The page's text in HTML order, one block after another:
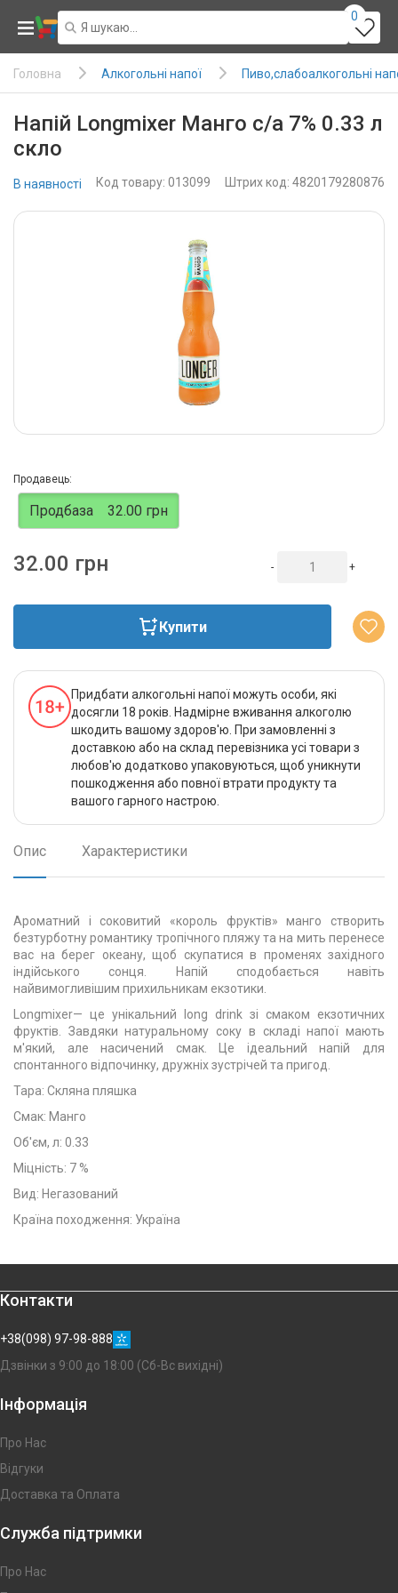
0
Головна Алкогольні напої Пиво,слабоалкогольні
Напій Longmixer Манго с/а 7% 0.33 л
скло
В наявності Код товару: 013099 Штрих код: 4820179280876
Продавець:
Продбаза 32.00 грн
32.00 грн - +
Купити
Придбати алкогольні напої можуть особи, які
досягли 18 років. Надмірне вживання алкоголю
шкодить вашому здоров'ю. При замовленні з
доставкою або на склад перевізника усі товари з
любов'ю додатково упаковуються, щоб уникнути
пошкодження або повної втрати продукту та
вашого гарного настрою.
Опис Характеристики
Ароматний і соковитий «король фруктів» манго cтворить
безтурботну романтику тропічного пляжу та на мить перенесе
вас на берег океану, щоб скупатися в променях західного
індійського сонця. Напій сподобається навіть
найвимогливішим прихильникам екзотики.
Longmixer— це унікальний long drink зі смаком екзотичних
фруктів. Завдяки натуральному соку в складі напої мають
м'який, але насичений смак. Це ідеальний напій для
спонтанного відпочинку, дружніх зустрічей та пригод.
Тара: Скляна пляшка
Смак: Манго
Об'єм, л: 0.33
Міцність: 7 %
Вид: Негазований
Країна походження: Україна
Контакти
+38(098) 97-98-888
Дзвінки з 9:00 до 18:00 (Сб-Вс вихідні)
Інформація
Про Нас
Відгуки
Доставка та Оплата
Служба підтримки
Про Нас